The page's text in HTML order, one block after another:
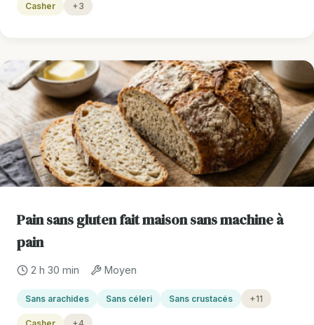
Casher +3
Pain sans gluten fait maison sans machine à
pain
2 h 30 min Moyen
Sans arachides Sans céleri Sans crustacés +11